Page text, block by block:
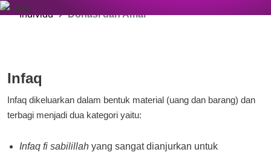
Individu Donasi dan Amal
Infaq
Infaq dikeluarkan dalam bentuk material (uang dan barang) dan
terbagi menjadi dua kategori yaitu:
Infaq fi sabilillah yang sangat dianjurkan untuk